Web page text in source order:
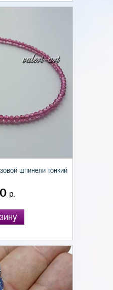
шпинели тонкий
р.